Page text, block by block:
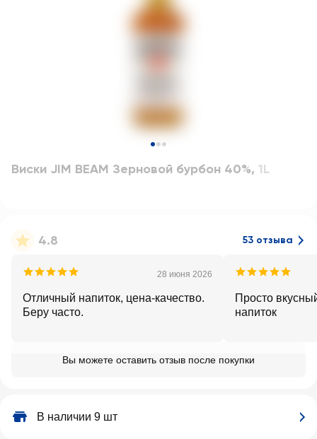
Виски JIM BEAM Зерновой бурбон 40%, 1L
4.8 53 отзыва
28 июня 2026
Отличный напиток, цена-качество.
Беру часто.
Просто
напиток
Вы можете оставить отзыв после покупки
В наличии 9 шт